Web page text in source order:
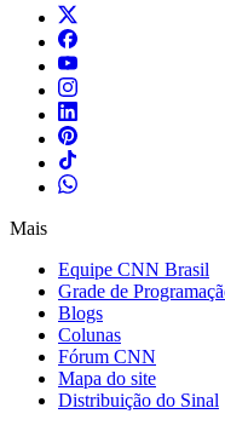
Mais
Equipe CNN Brasil
Grade de
Blogs
Colunas
Fórum CNN
Mapa do site
Distribuição do Sinal